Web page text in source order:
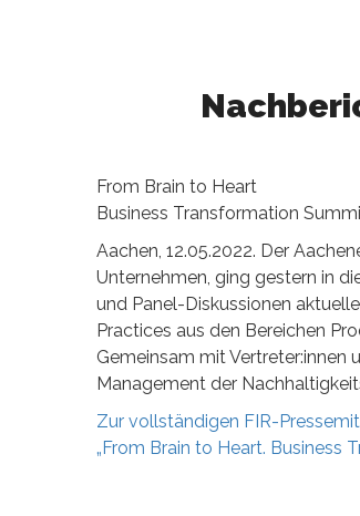
From Brain to Heart
Business Transformation
Aachen, 12.05.2022. Der
Unternehmen, ging gestern in
und Panel-Diskussionen
Practices aus den Bereichen
Gemeinsam mit
Management der
Zur vollständigen FIR-
„From Brain to Heart. Business